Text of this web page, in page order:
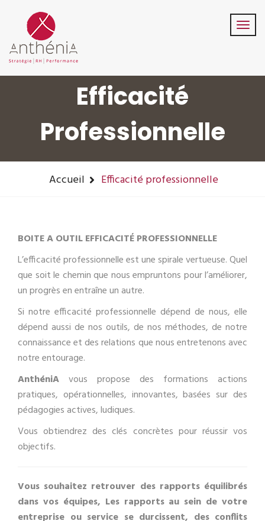
Suivez-Nous:
Efficacité
Professionnelle
Accueil Efficacité professionnelle
BOITE A OUTIL EFFICACITÉ PROFESSIONNELLE
L’efficacité professionnelle est une spirale vertueuse. Quel
que soit le chemin que nous empruntons pour l’améliorer,
un progrès en entraîne un autre.
Si notre efficacité professionnelle dépend de nous, elle
dépend aussi de nos outils, de nos méthodes, de notre
connaissance et des relations que nous entretenons avec
notre entourage.
AnthéniA vous propose des formations actions
pratiques, opérationnelles, innovantes, basées sur des
pédagogies actives, ludiques.
Vous obtiendrez des clés concrètes pour réussir vos
objectifs.
Vous souhaitez retrouver des rapports équilibrés
dans vos équipes, Les rapports au sein de votre
entreprise ou service se durcissent, des conflits